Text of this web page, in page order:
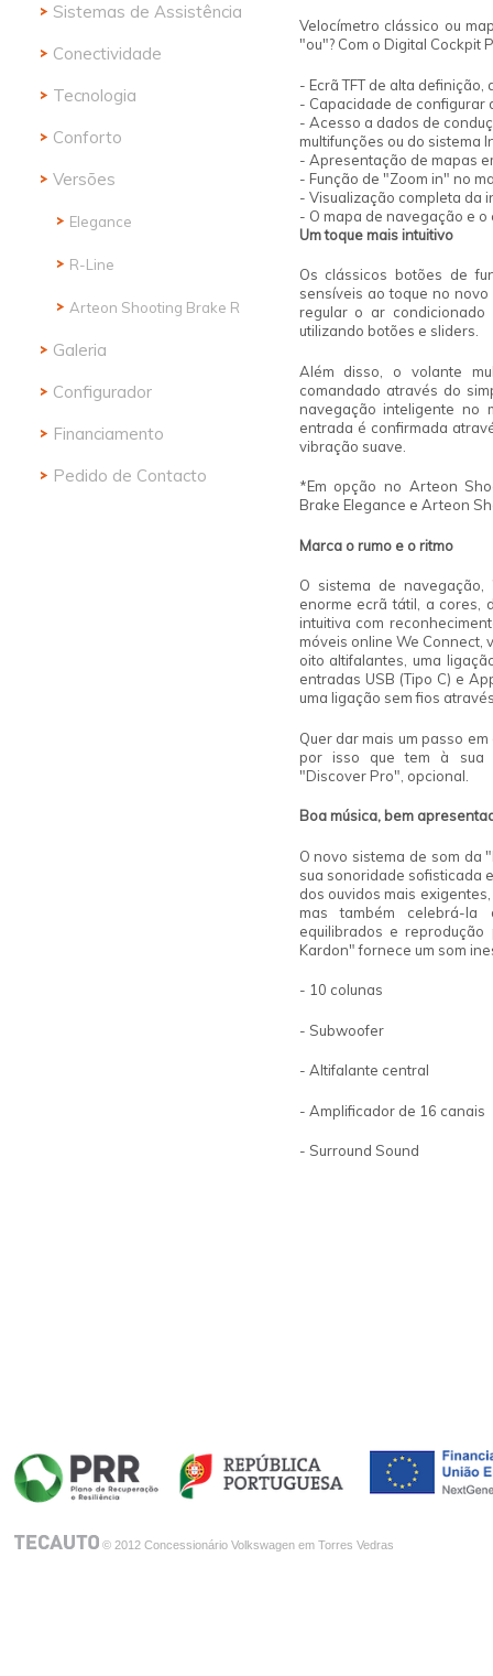
Conectividade
Tecnologia
Conforto
Versões
Elegance
R-Line
R
Galeria
Configurador
Financiamento
Pedido de Contacto
Sistemas de Assistência
Conectividade
Tecnologia
Conforto
Versões
Elegance
R-Line
Arteon Shooting Brake R
Galeria
Configurador
Financiamento
Pedido de Contacto
Velocímetro clássico ou
"ou"? Com o Digital Cockpit
- Ecrã TFT de alta
- Capacidade de configurar
- Acesso a dados de
multifunções ou do sistema
- Apresentação de mapas
- Função de "Zoom in" no
- Visualização completa da
- O mapa de navegação e
Um toque maisintuitivo
Os clássicos botões de
sensíveis ao toque no
regular o ar condicionado
utilizando botões e sliders.
Além disso, o volante
comandado através do
navegação inteligente no
entrada é confirmada
vibração suave.
*Em opção no Arteon
Brake Elegance e Arteon
Marca o rumo e o ritmo
O sistema de
enorme ecrã tátil, a cores,
intuitiva com
móveis online We Connect,
oito altifalantes, uma
entradas USB (Tipo C) e
uma ligação sem fios
Quer dar mais um passo
por isso que tem à sua
"Discover Pro", opcional.
Boa música,bem
O novo sistema de som da
sua sonoridade sofisticada
dos ouvidos mais
mas também celebrá-la
equilibrados e
Kardon" fornece um som
- 10 colunas
- Subwoofer
- Altifalante central
- Amplificador de 16 canais
- Surround Sound
© 2012 Concessionário Volkswagen em Torres Vedras